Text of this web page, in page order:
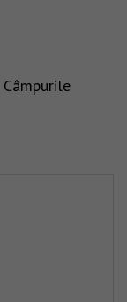
Câmpurile